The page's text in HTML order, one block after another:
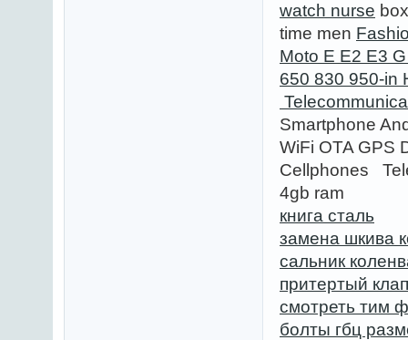
watch nurse
time men
Moto E E2 E3
650 830 950-in
Smartphone
WiFi OTA GPS
Cellphones
4gb ram
книга сталь
замена шкива
сальник
притертый
смотреть тим
болты гбц